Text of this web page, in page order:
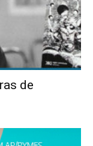
de